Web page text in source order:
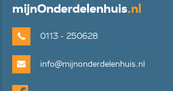
mijnOnderdelenhuis.nl
0113 - 250628
info@mijnonderdelenhuis.nl